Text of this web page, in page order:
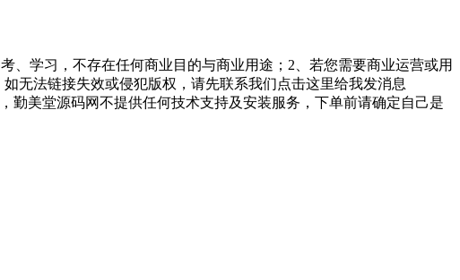
、学习，不存在任何商业目的与商业用途；2、若您需要商业运营或用
无法链接失效或侵犯版权，请先联系我们点击这里给我发消息
勤美堂源码网不提供任何技术支持及安装服务，下单前请确定自己是